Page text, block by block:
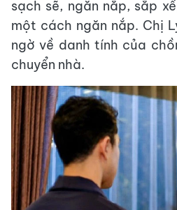
sạch sẽ, ngăn nắp, sắp
một cách ngăn nắp. Chị
ngờ về danh tính của
chuyển nhà.